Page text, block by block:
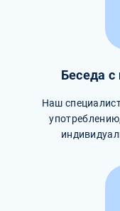
Беседа с
Наш